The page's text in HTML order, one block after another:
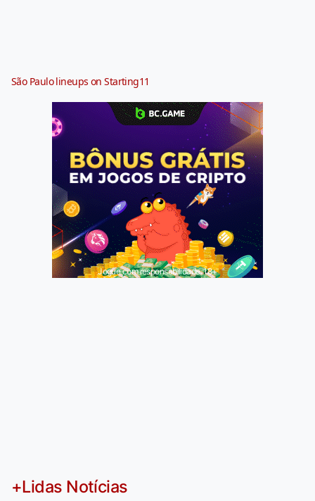
São Paulo lineups on Starting11
Jogue com responsabilidade. 18+
+Lidas Notícias